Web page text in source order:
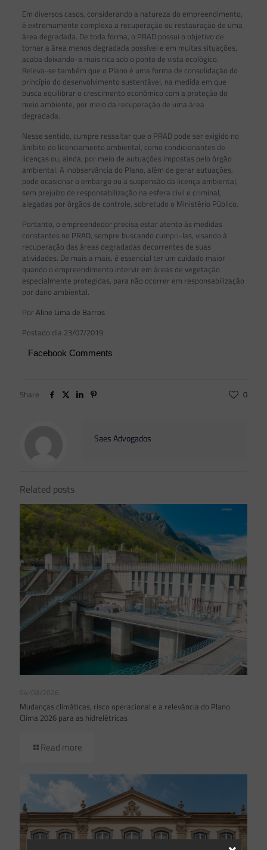
Em diversos casos, considerando a natureza do empreendimento,
é extremamente complexa a recuperação ou restauração de uma
área degradada. De toda forma, o PRAD possui o objetivo de
tornar a área menos degradada possível e em muitas situações,
acaba deixando-a mais rica sob o ponto de vista ecológico.
Releva-se também que o Plano é uma forma de consolidação do
princípio do desenvolvimento sustentável, na medida em que
busca equilibrar o crescimento econômico com a proteção do
meio ambiente, por meio da recuperação de uma área
degradada.
Nesse sentido, cumpre ressaltar que o PRAD pode ser exigido no
âmbito do licenciamento ambiental, como condicionantes de
licenças ou, ainda, por meio de autuações impostas pelo órgão
ambiental. A inobservância do Plano, além de gerar autuações,
pode ocasionar o embargo ou a suspensão da licença ambiental,
sem prejuízo de responsabilização na esfera civil e criminal,
alegadas por órgãos de controle, sobretudo o Ministério Público.
Portanto, o empreendedor precisa estar atento às medidas
constantes no PRAD, sempre buscando cumpri-las, visando à
recuperação das áreas degradadas decorrentes de suas
atividades. De mais a mais, é essencial ter um cuidado maior
quando o empreendimento intervir em áreas de vegetação
especialmente protegidas, para não ocorrer em responsabilização
por dano ambiental.
Por Aline Lima de Barros
Postado dia 23/07/2019
Facebook Comments
Share 0
Saes Advogados
Related posts
04/08/2026
Mudanças climáticas, risco operacional e a relevância do Plano
Clima 2026 para as hidrelétricas
Read more